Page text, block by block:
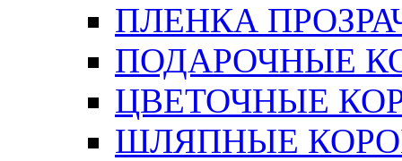
ПЛЕНКА
ПОДАРОЧНЫЕ
ЦВЕТОЧНЫЕ
ШЛЯПНЫЕ